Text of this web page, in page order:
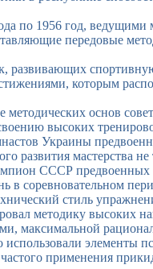
по 1956 год,
передовые
развивающих
которым
методических основ
высоких
Украины
развития мастерства
СССР предвоенных
в соревновательном
стиль
методику высоких
максимальной
элементы
применения